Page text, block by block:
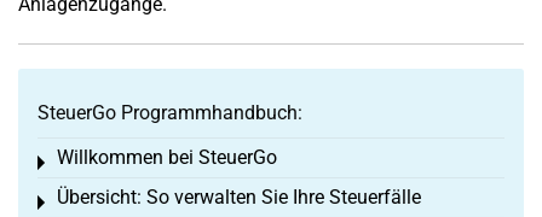
SteuerGo Programmhandbuch:
Willkommen bei SteuerGo
Toggle menu
Übersicht: So verwalten Sie Ihre Steuerfälle
Toggle menu